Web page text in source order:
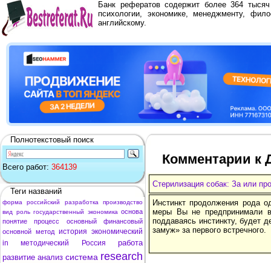
Банк рефератов содержит более 364
психологии, экономике, менеджменту,
английскому.
Полнотекстовый поиск
Всего работ: 364139
Теги названий
форма российский разработка
производство
вид
роль государственный экономика основа
понятие
процесс основный
финансовый
основной метод история экономический
in
методический Россия
работа
развитие анализ система research
Комментарии к
Стерилизация собак: За или
Инстинкт продолжения рода
меры Вы не предпринимали
поддаваясь инстинкту, будет
замуж» за первого встречного.